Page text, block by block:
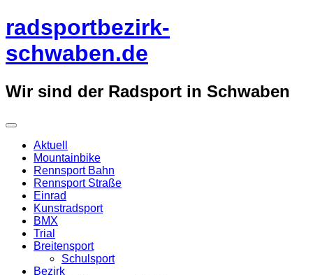
Überspringe
zum
radsportbezirk-
schwaben.de
Wir sind der Radsport in Schwaben
Aktuell
Mountainbike
Rennsport Bahn
Rennsport Straße
Einrad
Kunstradsport
BMX
Trial
Breitensport
Schulsport
Bezirk